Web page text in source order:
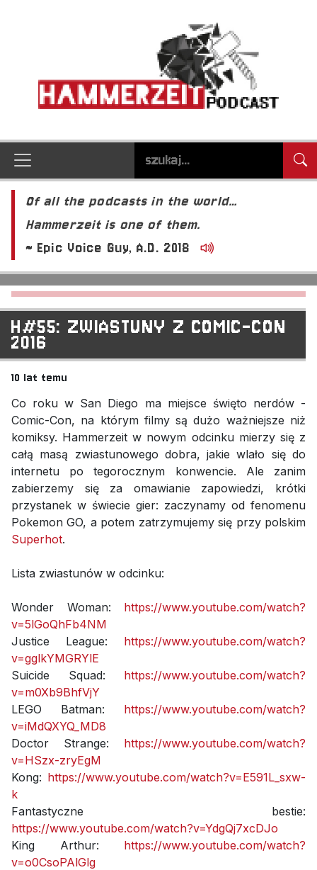
Of all the podcasts in the world…
Hammerzeit is one of them.
~ Epic Voice Guy, A.D. 2018
H#55: ZWIASTUNY Z COMIC-CON
2016
10 lat temu
Co roku w San Diego ma miejsce święto nerdów -
Comic-Con, na którym filmy są dużo ważniejsze niż
komiksy. Hammerzeit w nowym odcinku mierzy się z
całą masą zwiastunowego dobra, jakie wlało się do
internetu po tegorocznym konwencie. Ale zanim
zabierzemy się za omawianie zapowiedzi, krótki
przystanek w świecie gier: zaczynamy od fenomenu
Pokemon GO, a potem zatrzymujemy się przy polskim
Superhot.
Lista zwiastunów w odcinku:
Wonder Woman: https://www.youtube.com/watch?
v=5lGoQhFb4NM
Justice League: https://www.youtube.com/watch?
v=gglkYMGRYlE
Suicide Squad: https://www.youtube.com/watch?
v=m0Xb9BhfVjY
LEGO Batman: https://www.youtube.com/watch?
v=iMdQXYQ_MD8
Doctor Strange: https://www.youtube.com/watch?
v=HSzx-zryEgM
Kong: https://www.youtube.com/watch?v=E591L_sxw-
k
Fantastyczne bestie:
https://www.youtube.com/watch?v=YdgQj7xcDJo
King Arthur: https://www.youtube.com/watch?
v=o0CsoPAlGlg